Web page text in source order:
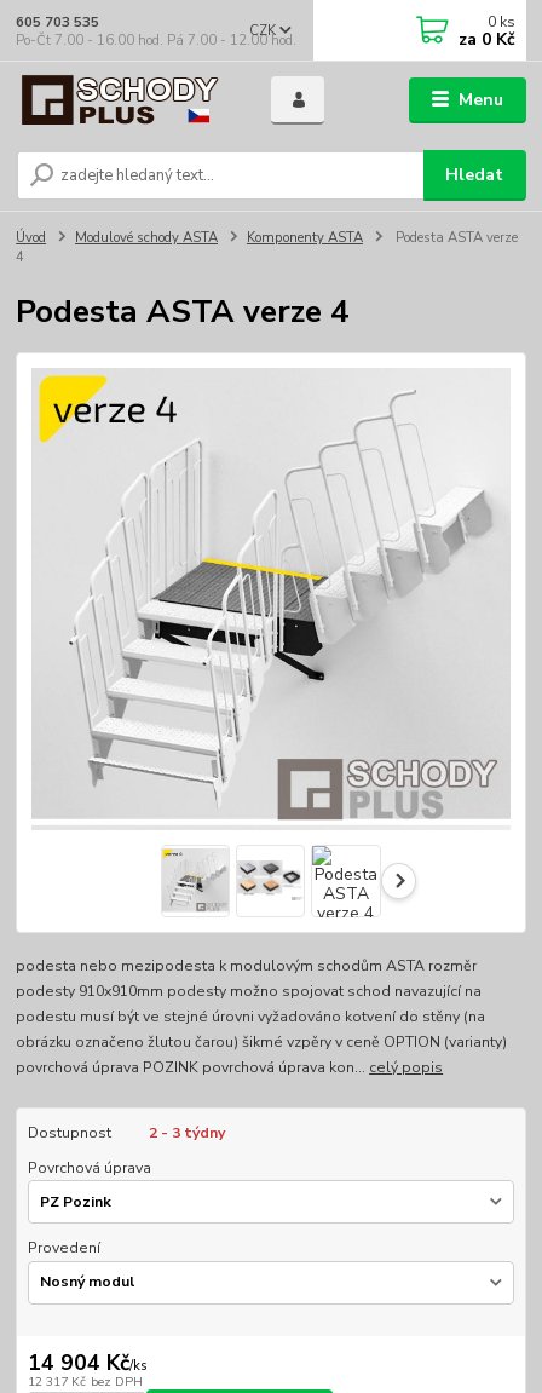
Menu
CZK
Hledat
605 703 535
Po-Čt 7.00 - 16.00 hod. Pá 7.00 - 12.00 hod.
0 ks
za 0 Kč
Úvod Modulové schody ASTA Komponenty ASTA
Podesta ASTA verze
4
Podesta ASTA verze 4
podesta nebo mezipodesta k modulovým schodům ASTA rozměr
podesty 910x910mm podesty možno spojovat schod navazující na
podestu musí být ve stejné úrovni vyžadováno kotvení do stěny (na
obrázku označeno žlutou čarou) šikmé vzpěry v ceně OPTION (varianty)
povrchová úprava POZINK povrchová úprava kon... celý popis
Dostupnost
2 - 3 týdny
Povrchová úprava
Provedení
14 904 Kč/ks
12 317 Kč bez DPH